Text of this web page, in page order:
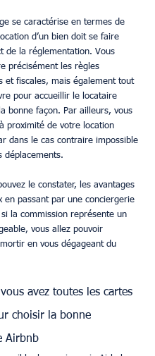
se caractérise en termes de
d’un bien doit se faire
de la réglementation. Vous
précisément les règles
et fiscales, mais également tout
pour accueillir le locataire
bonne façon. Par ailleurs, vous
proximité de votre location
dans le cas contraire impossible
déplacements.
le constater, les avantages
en passant par une conciergerie
la commission représente un
vous allez pouvoir
en vous dégageant du
avez toutes les cartes
choisir la bonne
Airbnb